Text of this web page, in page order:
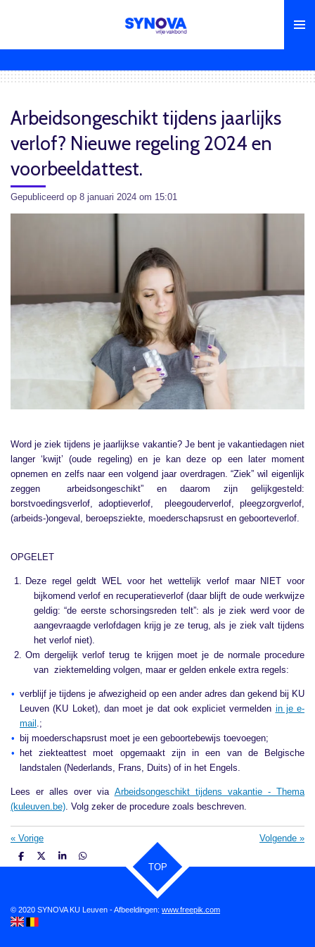
hoofdinhoud
Arbeidsongeschikt tijdens jaarlijks
verlof? Nieuwe regeling 2024 en
voorbeeldattest.
Gepubliceerd op 8 januari 2024 om 15:01
Word je ziek tijdens je jaarlijkse vakantie? Je bent je vakantiedagen niet
langer ‘kwijt’ (oude regeling) en je kan deze op een later moment
opnemen en zelfs naar een volgend jaar overdragen. “Ziek” wil eigenlijk
zeggen arbeidsongeschikt” en daarom zijn gelijkgesteld:
borstvoedingsverlof, adoptieverlof, pleegouderverlof, pleegzorgverlof,
(arbeids-)ongeval, beroepsziekte, moederschapsrust en geboorteverlof.
OPGELET
Deze regel geldt WEL voor het wettelijk verlof maar NIET voor
bijkomend verlof en recuperatieverlof (daar blijft de oude werkwijze
geldig: “de eerste schorsingsreden telt”: als je ziek werd voor de
aangevraagde verlofdagen krijg je ze terug, als je ziek valt tijdens
het verlof niet).
Om dergelijk verlof terug te krijgen moet je de normale procedure
van ziektemelding volgen, maar er gelden enkele extra regels:
verblijf je tijdens je afwezigheid op een ander adres dan gekend bij KU
Leuven (KU Loket), dan moet je dat ook expliciet vermelden in je e-
mail .;
bij moederschapsrust moet je een geboortebewijs toevoegen;
het ziekteattest moet opgemaakt zijn in een van de Belgische
landstalen (Nederlands, Frans, Duits) of in het Engels.
Lees er alles over via Arbeidsongeschikt tijdens vakantie - Thema
(kuleuven.be). Volg zeker de procedure zoals beschreven.
« Vorige Volgende »
D
e
D
e
S
h
D
e
TOP
© 2020 SYNOVA KU Leuven - Afbeeldingen: www.freepik.com